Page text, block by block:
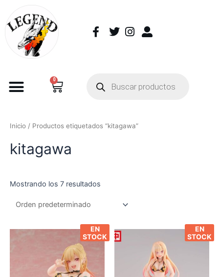
0
Inicio / Productos etiquetados “kitagawa”
kitagawa
Mostrando los 7 resultados
EN
STOCK
EN
STOCK